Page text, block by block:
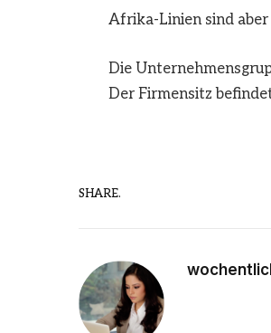
Afrika-Linien sind
Die
Der Firmensitz
SHARE.